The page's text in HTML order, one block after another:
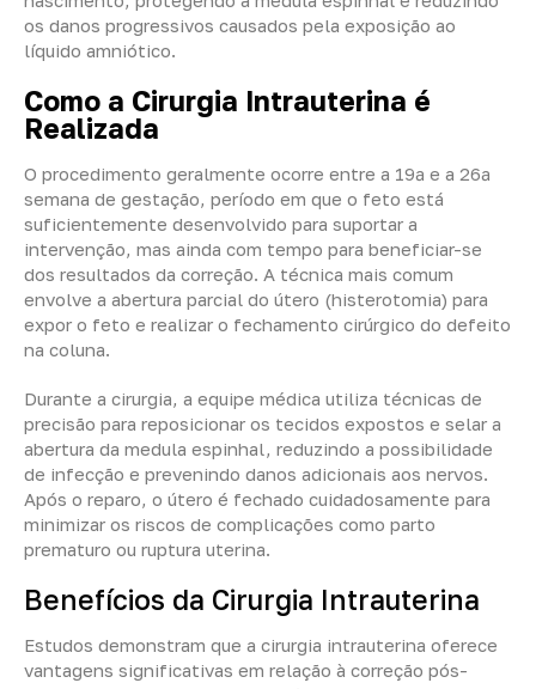
os danos progressivos causados pela exposição ao
líquido amniótico.
Como a Cirurgia Intrauterina é
Realizada
O procedimento geralmente ocorre entre a 19ª e a 26ª
semana de gestação, período em que o feto está
suficientemente desenvolvido para suportar a
intervenção, mas ainda com tempo para beneficiar-se
dos resultados da correção. A técnica mais comum
envolve a abertura parcial do útero (histerotomia) para
expor o feto e realizar o fechamento cirúrgico do defeito
na coluna.
Durante a cirurgia, a equipe médica utiliza técnicas de
precisão para reposicionar os tecidos expostos e selar a
abertura da medula espinhal, reduzindo a possibilidade
de infecção e prevenindo danos adicionais aos nervos.
Após o reparo, o útero é fechado cuidadosamente para
minimizar os riscos de complicações como parto
prematuro ou ruptura uterina.
Benefícios da Cirurgia Intrauterina
Estudos demonstram que a cirurgia intrauterina oferece
vantagens significativas em relação à correção pós-